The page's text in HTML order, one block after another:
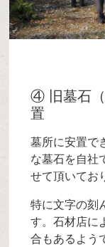
④ 旧墓石（
置
墓所に安置で
な墓石を自社
せて頂いてお
特に文字の刻
す。石材店に
合もあるよう